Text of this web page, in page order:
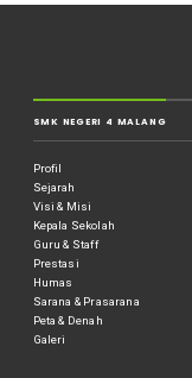
SMK NEGERI 4 MALANG
Profil
Sejarah
Visi & Misi
Kepala Sekolah
Guru & Staff
Prestasi
Humas
Sarana & Prasarana
Peta & Denah
Galeri